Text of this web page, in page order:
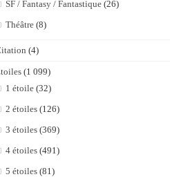
SF / Fantasy / Fantastique (26)
Théâtre (8)
(4)
(1 099)
1 étoile (32)
2 étoiles (126)
3 étoiles (369)
4 étoiles (491)
5 étoiles (81)